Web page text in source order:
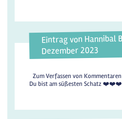
Eintrag von Hannibal
Dezember 2023
Zum Verfassen von
Du bist am süßesten Schatz